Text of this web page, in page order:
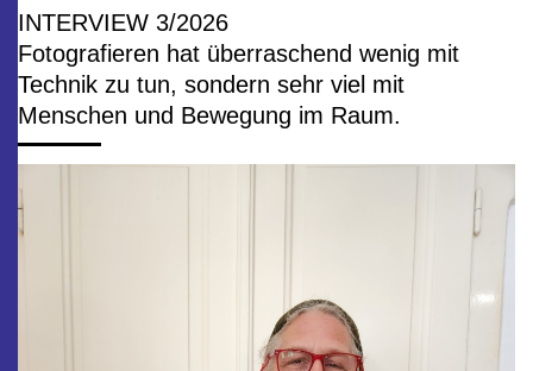
INTERVIEW 3/2026
Fotografieren hat überraschend wenig mit
Technik zu tun, sondern sehr viel mit
Menschen und Bewegung im Raum.